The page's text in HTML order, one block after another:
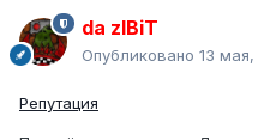
da zIBiT
Опубликовано 13
Репутация